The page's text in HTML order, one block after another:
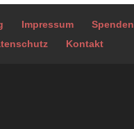
Impressum
Spenden
Kontakt